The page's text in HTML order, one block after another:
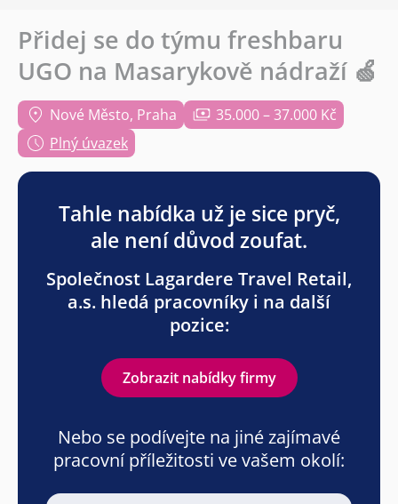
Přidej se do týmu freshbaru
UGO na Masarykově nádraží 🍏
Nové Město, Praha
35.000 – 37.000 Kč
Plný úvazek
Tahle nabídka už je sice pryč,
ale není důvod zoufat.
Společnost Lagardere Travel Retail,
a.s. hledá pracovníky i na další
pozice:
Zobrazit nabídky firmy
Nebo se podívejte na jiné zajímavé
pracovní příležitosti ve vašem okolí: